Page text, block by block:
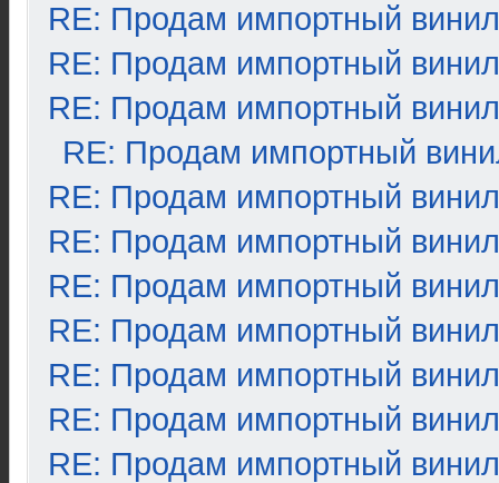
RE: Продам импортный винил
RE: Продам импортный винил
RE: Продам импортный винил
RE: Продам импортный
RE: Продам импортный винил
RE: Продам импортный винил
RE: Продам импортный винил
RE: Продам импортный винил
RE: Продам импортный винил
RE: Продам импортный винил
RE: Продам импортный винил